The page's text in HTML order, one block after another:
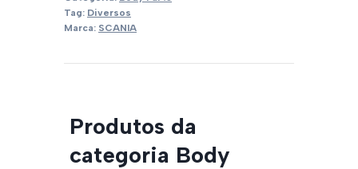
Tag: Diversos
Marca: SCANIA
Produtos da
categoria Body